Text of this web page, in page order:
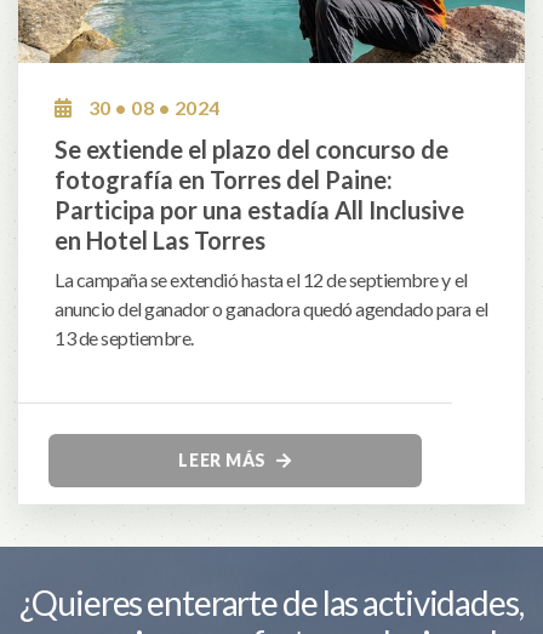
30 • 08 • 2024
Se extiende el plazo del concurso de
fotografía en Torres del Paine:
Participa por una estadía All Inclusive
en Hotel Las Torres
La campaña se extendió hasta el 12 de septiembre y el
anuncio del ganador o ganadora quedó agendado para el
13 de septiembre.
LEER MÁS
¿Quieres enterarte de las actividades,